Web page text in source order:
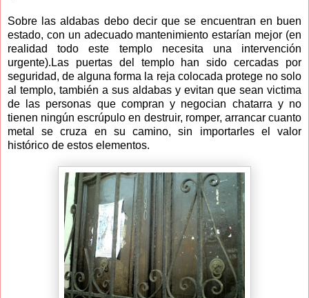
Sobre las aldabas debo decir que se encuentran en buen
estado, con un adecuado mantenimiento estarían mejor (en
realidad todo este templo necesita una intervención
urgente).Las puertas del templo han sido cercadas por
seguridad, de alguna forma la reja colocada protege no solo
al templo, también a sus aldabas y evitan que sean victima
de las personas que compran y negocian chatarra y no
tienen ningún escrúpulo en destruir, romper, arrancar cuanto
metal se cruza en su camino, sin importarles el valor
histórico de estos elementos.